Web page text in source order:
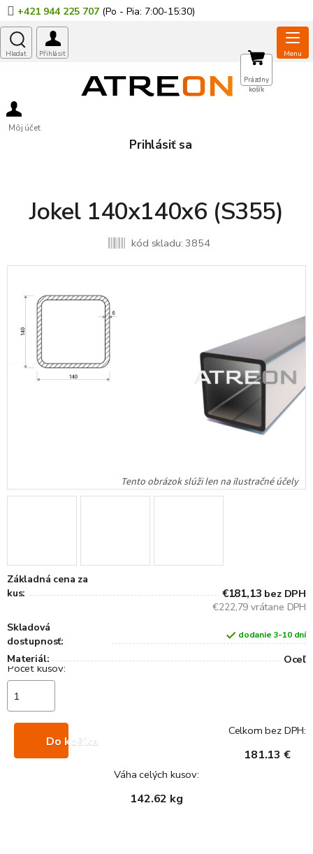
Prejsť
na
obsah
+421 944 225 707
Môj účet
Prihlásiť sa
NÁKUPNÝ
KOŠÍK
Prázdny
košík
Jokel 140x140x6 (S355)
kód skladu: 3854
Základná cena za
kus:
€181,13 bez DPH
€222,79 vrátane DPH
Skladová
dostupnosť:
dodanie 3-10 dní
Materiál: Oceľ
Do košíka
Váha celých kusov:
142.62 kg
Celkom bez DPH:
181.13 €